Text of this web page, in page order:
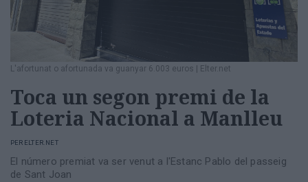
L'afortunat o afortunada va guanyar 6.003 euros Elter.net
Toca un segon premi de la
Loteria Nacional a Manlleu
PER ELTER.NET
El número premiat va ser venut a l'Estanc Pablo del passeig
de Sant Joan